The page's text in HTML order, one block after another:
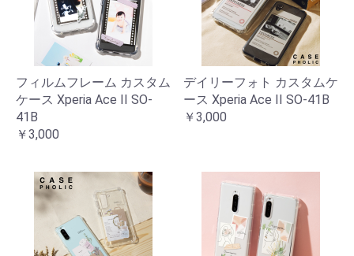
フィルムフレーム カスタム
ケース Xperia Ace II SO-
41B
￥3,000
デイリーフォト カスタムケ
ース Xperia Ace II SO-41B
￥3,000